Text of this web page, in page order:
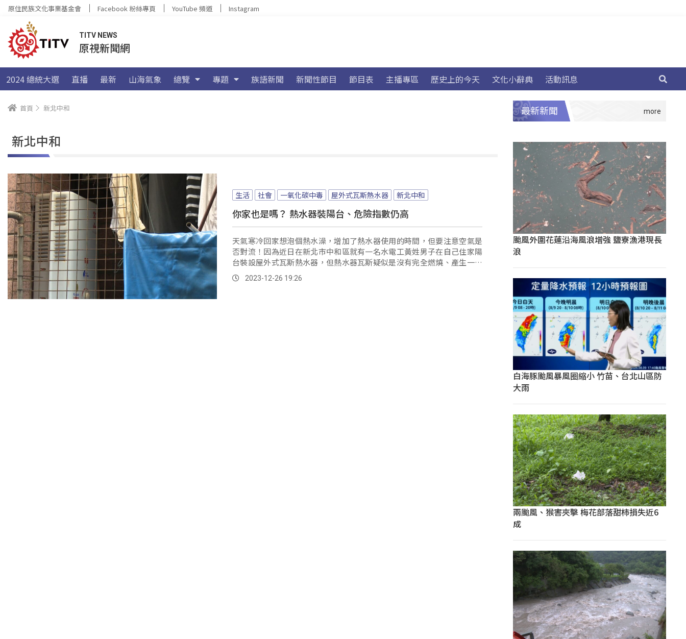
原住民族文化事業基金會 Facebook 粉絲專頁 YouTube 頻道 Instagram
TITV NEWS
原視新聞網
2024 總統大選 直播 最新 山海氣象 總覽 專題 族語新聞 新聞性節目 節目表 主播專區 歷史上的今天 文化小辭典 活動訊息
首頁 新北中和
新北中和
生活 社會 一氧化碳中毒 屋外式瓦斯熱水器 新北中和
你家也是嗎？ 熱水器裝陽台、危險指數仍高
天氣寒冷回家想泡個熱水澡，增加了熱水器使用的時間，但要注意空氣是
否對流！因為近日在新北市中和區就有一名水電工黃姓男子在自己住家陽
台裝設屋外式瓦斯熱水器，但熱水器瓦斯疑似是沒有完全燃燒、產生一氧
化碳，氣體擴散到了女兒的房間導致女兒死亡；而經法院審理認定，黃姓
男子並沒有注意消防法規，是依過失致死判五個月有期徒刑、得易科罰
2023-12-26 19:26
最新新聞
颱風外圍花蓮沿海風浪增強 鹽寮漁港現長
浪
白海豚颱風暴風圈縮小 竹苗、台北山區防
大雨
兩颱風、猴害夾擊 梅花部落甜柿損失近6
成